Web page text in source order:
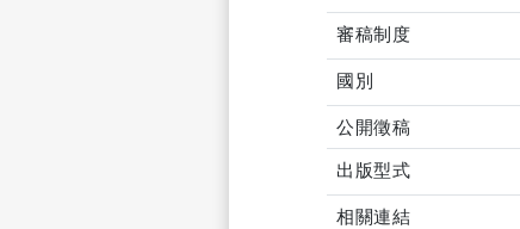
審稿制度
國別
公開徵稿
出版型式
相關連結